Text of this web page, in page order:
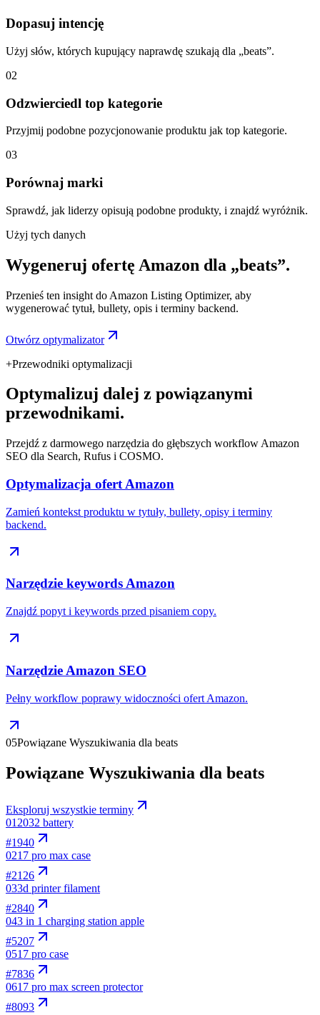
Dopasuj intencję
Użyj słów, których kupujący naprawdę szukają dla „beats”.
02
Odzwierciedl top kategorie
Przyjmij podobne pozycjonowanie produktu jak top kategorie.
03
Porównaj marki
Sprawdź, jak liderzy opisują podobne produkty, i znajdź wyróżnik.
Użyj tych danych
Wygeneruj ofertę Amazon dla „beats”.
Przenieś ten insight do Amazon Listing Optimizer, aby
wygenerować tytuł, bullety, opis i terminy backend.
Otwórz optymalizator
+Przewodniki optymalizacji
Optymalizuj dalej z powiązanymi
przewodnikami.
Przejdź z darmowego narzędzia do głębszych workflow Amazon
SEO dla Search, Rufus i COSMO.
Optymalizacja ofert Amazon
Zamień kontekst produktu w tytuły, bullety, opisy i terminy
backend.
Narzędzie keywords Amazon
Znajdź popyt i keywords przed pisaniem copy.
Narzędzie Amazon SEO
Pełny workflow poprawy widoczności ofert Amazon.
05Powiązane Wyszukiwania dla beats
Powiązane Wyszukiwania dla beats
Eksploruj wszystkie terminy
012032 battery
#1940
0217 pro max case
#2126
033d printer filament
#2840
043 in 1 charging station apple
#5207
0517 pro case
#7836
0617 pro max screen protector
#8093